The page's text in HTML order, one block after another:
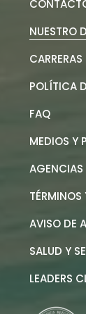
NUESTRO
CARRERAS
POLÍTICA
FAQ
MEDIOS Y
AGENCIAS
AVISO DE
SALUD Y
LEADERS